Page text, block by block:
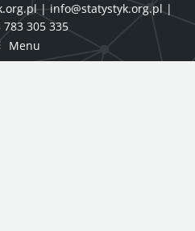
| info@statystyk.org.pl |
305 335
Menu